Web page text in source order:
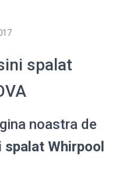
spalat
noastra de
Whirpool